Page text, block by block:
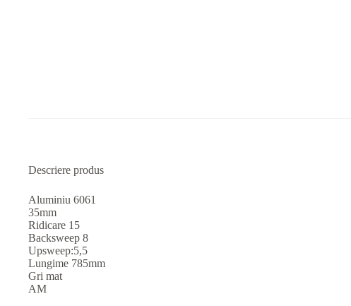
Descriere produs
Aluminiu 6061
35mm
Ridicare 15
Backsweep 8
Upsweep:5,5
Lungime 785mm
Gri mat
AM